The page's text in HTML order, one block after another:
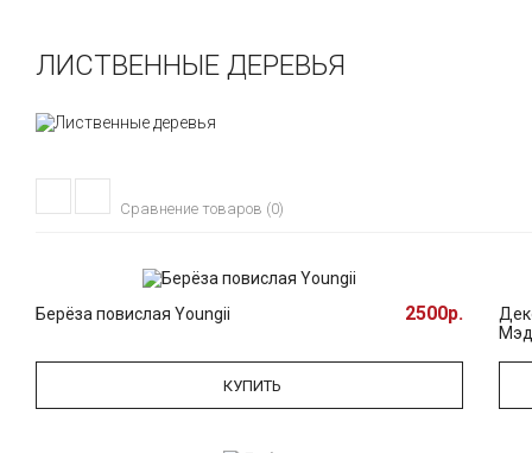
ЛИСТВЕННЫЕ ДЕРЕВЬЯ
Сравнение товаров (0)
Берёза повислая Youngii 2500р.
КУПИТЬ